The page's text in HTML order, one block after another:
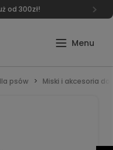
od 300zł!
psów Miski i akcesoria